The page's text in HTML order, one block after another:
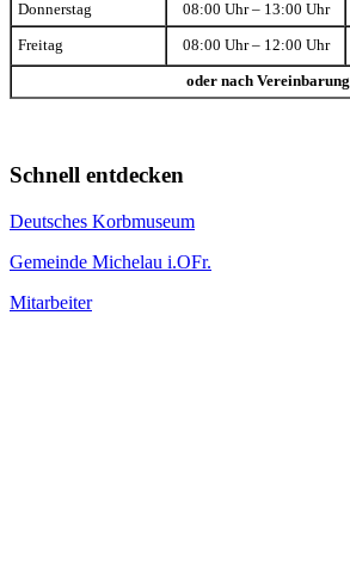
Donnerstag 08:00 Uhr – 13:00 Uhr
Freitag 08:00 Uhr – 12:00 Uhr
oder nach Vereinbarung
Schnell entdecken
Deutsches Korbmuseum
Gemeinde Michelau i.OFr.
Mitarbeiter